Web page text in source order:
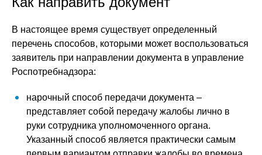
В настоящее время существует определенный
перечень способов, которыми может воспользоваться
заявитель при направлении документа в управление
Роспотребнадзора:
нарочный способ передачи документа –
представляет собой передачу жалобы лично в
руки сотрудника уполномоченного органа.
Указанный способ является практически самым